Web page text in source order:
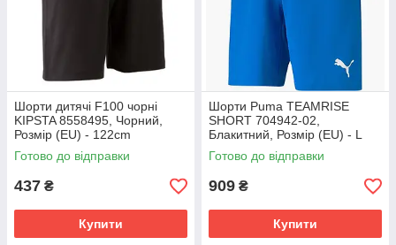
Шорти дитячі F100 чорні
KIPSTA 8558495, Чорний,
Розмір (EU) - 122cm
Готово до відправки
437 ₴
Купити
Шорти Puma TEAMRISE
SHORT 704942-02,
Блакитний, Розмір (EU) - L
Готово до відправки
909 ₴
Купити